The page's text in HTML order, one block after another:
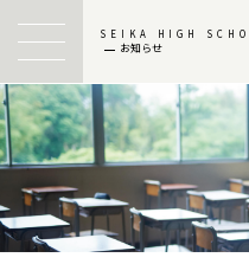
SEIKA HIGH
お知らせ